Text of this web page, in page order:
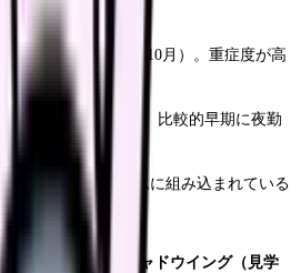
スタート
職後4〜6ヶ月（8月〜10月）。重症度が高
時期を判断
後1〜2ヶ月（5月）。比較的早期に夜勤
月。研修プログラムに組み込まれている
んどの病院で
「シャドウイング（見学